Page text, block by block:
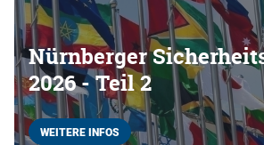
Nürnberger
2026 - Teil 2
WEITERE INFOS